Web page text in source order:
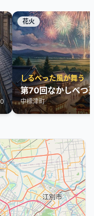
花火
しるべった風が舞う
第70回なかしべつ
中標津町